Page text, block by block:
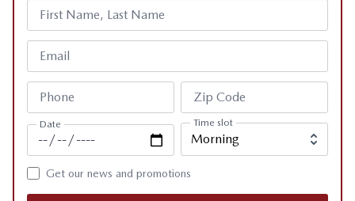
First Name, Last Name
Email
Phone Zip Code
Date Time slot
Get our news and promotions